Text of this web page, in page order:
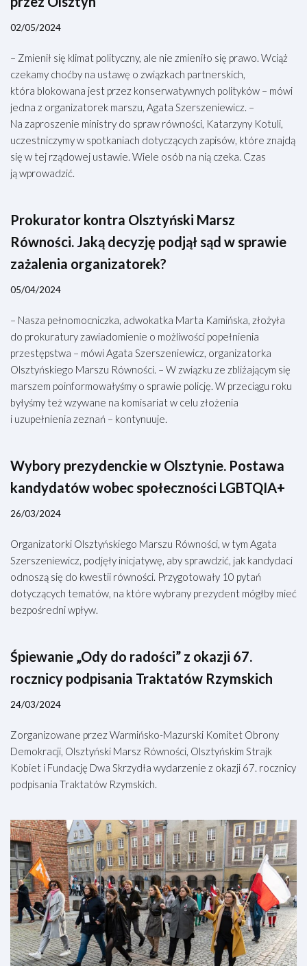
02/05/2024
– Zmienił się klimat polityczny, ale nie zmieniło się prawo. Wciąż
czekamy choćby na ustawę o związkach partnerskich,
która blokowana jest przez konserwatywnych polityków – mówi
jedna z organizatorek marszu, Agata Szerszeniewicz. –
Na zaproszenie ministry do spraw równości, Katarzyny Kotuli,
uczestniczymy w spotkaniach dotyczących zapisów, które znajdą
się w tej rządowej ustawie. Wiele osób na nią czeka. Czas
ją wprowadzić.
Prokurator kontra Olsztyński Marsz
Równości. Jaką decyzję podjął sąd w sprawie
zażalenia organizatorek?
05/04/2024
– Nasza pełnomocniczka, adwokatka Marta Kamińska, złożyła
do prokuratury zawiadomienie o możliwości popełnienia
przestępstwa – mówi Agata Szerszeniewicz, organizatorka
Olsztyńskiego Marszu Równości. – W związku ze zbliżającym się
marszem poinformowałyśmy o sprawie policję. W przeciągu roku
byłyśmy też wzywane na komisariat w celu złożenia
i uzupełnienia zeznań – kontynuuje.
Wybory prezydenckie w Olsztynie. Postawa
kandydatów wobec społeczności LGBTQIA+
26/03/2024
Organizatorki Olsztyńskiego Marszu Równości, w tym Agata
Szerszeniewicz, podjęły inicjatywę, aby sprawdzić, jak kandydaci
odnoszą się do kwestii równości. Przygotowały 10 pytań
dotyczących tematów, na które wybrany prezydent mógłby mieć
bezpośredni wpływ.
Śpiewanie „Ody do radości” z okazji 67.
rocznicy podpisania Traktatów Rzymskich
24/03/2024
Zorganizowane przez Warmińsko-Mazurski Komitet Obrony
Demokracji, Olsztyński Marsz Równości, Olsztyńskim Strajk
Kobiet i Fundację Dwa Skrzydła wydarzenie z okazji 67. rocznicy
podpisania Traktatów Rzymskich.